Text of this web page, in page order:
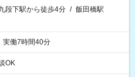
段下駅から徒歩4分 / 飯田橋駅
実働7時間40分
OK